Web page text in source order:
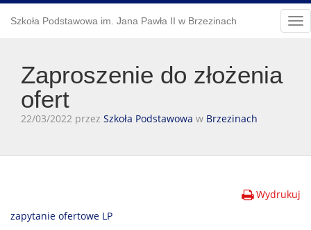
Szkoła Podstawowa im. Jana Pawła II w Brzezinach
Zaproszenie do złożenia
ofert
22/03/2022 przez Szkoła Podstawowa w Brzezinach
Wydrukuj
zapytanie ofertowe LP